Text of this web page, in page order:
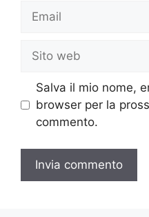
Email
Sito
web
Salva il mio nome,
browser per la
commento.